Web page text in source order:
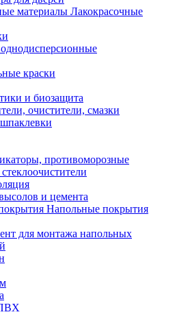
Лакокрасочные
краски
и биозащита
очистители, смазки
противоморозные
и цемента
Напольные покрытия
для монтажа напольных